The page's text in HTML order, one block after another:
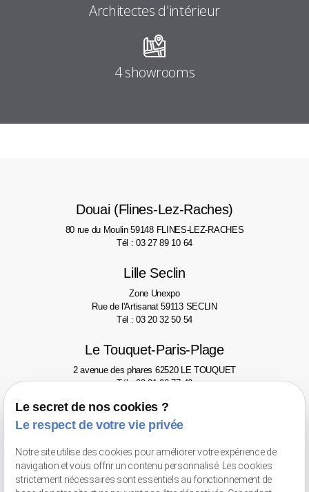
Architectes d'intérieur
4 showrooms
Douai (Flines-Lez-Raches)
80 rue du Moulin59148 FLINES-LEZ-RACHES
Tél : 03 27 89 10 64
Lille Seclin
Zone Unexpo
Rue de l'Artisanat59113 SECLIN
Tél : 03 20 32 50 54
Le Touquet-Paris-Plage
2 avenue des phares 62520 LE TOUQUET
Tél : 03 21 06 77 46
Valenciennes
Avenue Pompidou
59300 VALENCIENNES - Face au Gaumont
Tél : 03 66 20 02 52
Retrait de marchandises
Le secret de nos cookies ?
Le respect de votre vie privée
Notre site utilise des cookies pour améliorer votre expérience de
navigation et vous offrir un contenu personnalisé. Les cookies
strictement nécessaires sont essentiels au fonctionnement de